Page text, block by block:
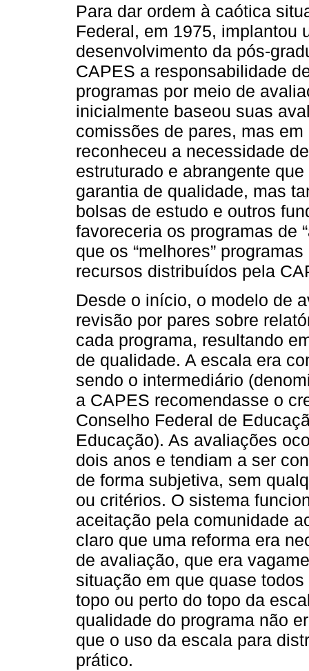
Para dar ordem à caótica
Federal, em 1975, implantou
desenvolvimento da pós-
CAPES a responsabilidade
programas por meio de
inicialmente baseou suas
comissões de pares, mas
reconheceu a necessidade
estruturado e abrangente
garantia de qualidade, mas
bolsas de estudo e outros
favoreceria os programas de
que os “melhores”
recursos distribuídos pela
Desde o início, o modelo de
revisão por pares sobre
cada programa, resultando
de qualidade. A escala era
sendo o intermediário
a CAPES recomendasse o
Conselho Federal de
Educação). As avaliações
dois anos e tendiam a ser
de forma subjetiva, sem
ou critérios. O sistema
aceitação pela comunidade
claro que uma reforma era
de avaliação, que era
situação em que quase
topo ou perto do topo da
qualidade do programa não
que o uso da escala para
prático.